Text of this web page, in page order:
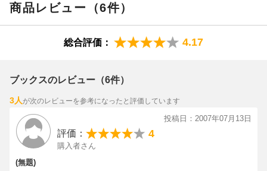
商品レビュー（6件）
総合評価： 4.17
ブックスのレビュー（6件）
3人が次のレビューを参考になったと評価しています
投稿日：2007年07月13日
評価： 4
購入者さん
(無題)